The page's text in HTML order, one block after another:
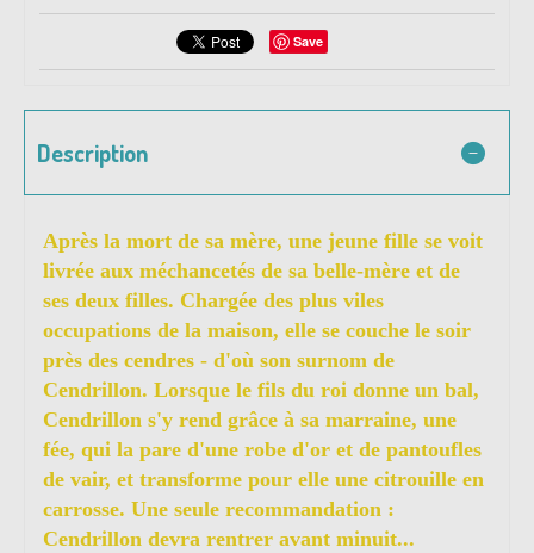
Save
Description
Après la mort de sa mère, une jeune fille se voit
livrée aux méchancetés de sa belle-mère et de
ses deux filles. Chargée des plus viles
occupations de la maison, elle se couche le soir
près des cendres - d'où son surnom de
Cendrillon. Lorsque le fils du roi donne un bal,
Cendrillon s'y rend grâce à sa marraine, une
fée, qui la pare d'une robe d'or et de pantoufles
de vair, et transforme pour elle une citrouille en
carrosse. Une seule recommandation :
Cendrillon devra rentrer avant minuit...